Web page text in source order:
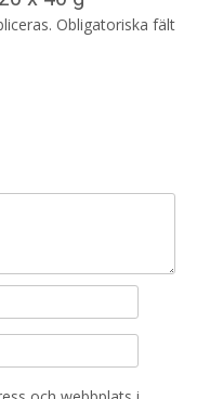
Obligatoriska fält